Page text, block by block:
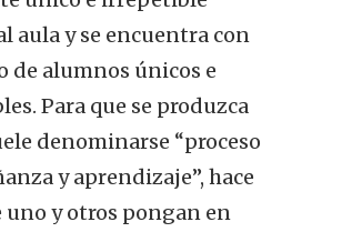
aula y se encuentra con
de alumnos únicos e
Para que se produzca
denominarse “proceso
y aprendizaje”, hace
uno y otros pongan en